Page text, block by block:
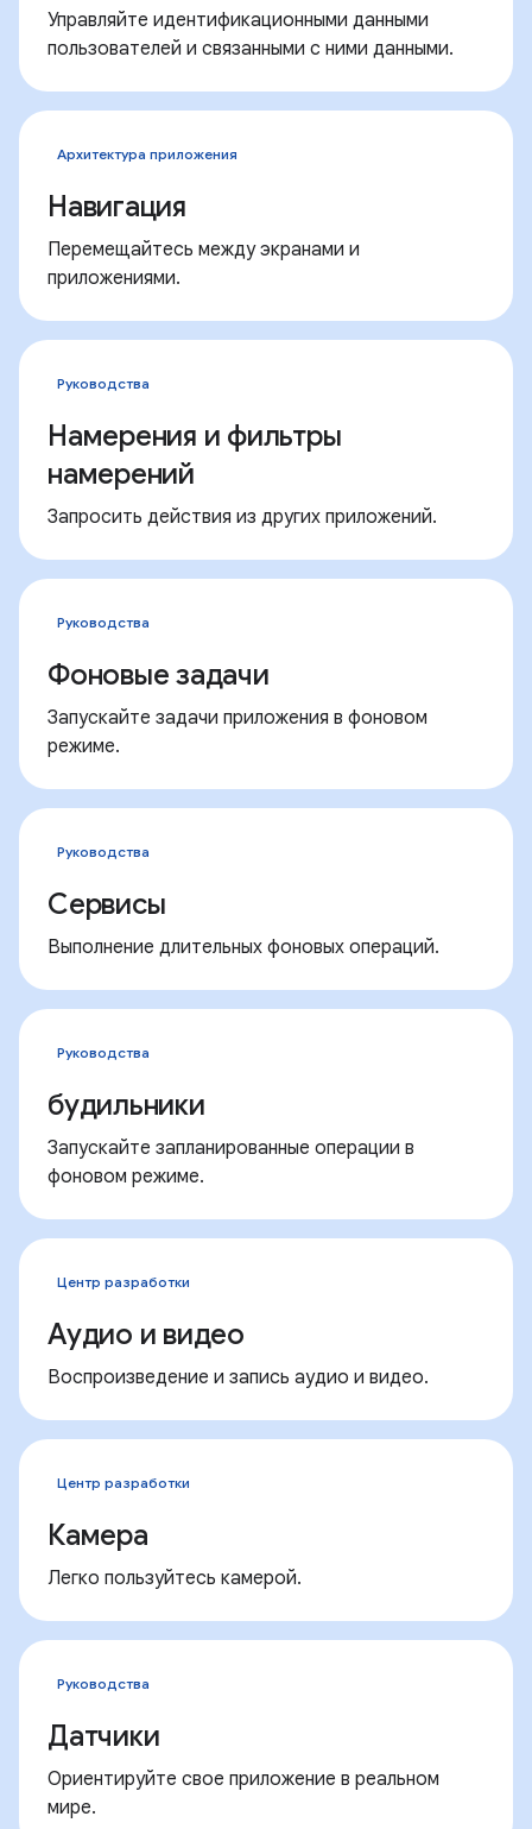
Управляйте идентификационными данными
пользователей и связанными с ними данными.
Архитектура приложения
Навигация
Перемещайтесь между экранами и
приложениями.
Руководства
Намерения и фильтры
намерений
Запросить действия из других приложений.
Руководства
Фоновые задачи
Запускайте задачи приложения в фоновом
режиме.
Руководства
Сервисы
Выполнение длительных фоновых операций.
Руководства
будильники
Запускайте запланированные операции в
фоновом режиме.
Центр разработки
Аудио и видео
Воспроизведение и запись аудио и видео.
Центр разработки
Камера
Легко пользуйтесь камерой.
Руководства
Датчики
Ориентируйте свое приложение в реальном
мире.